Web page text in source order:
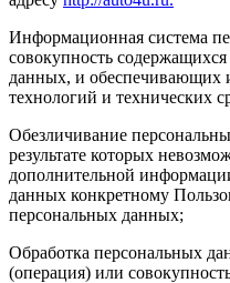
Информационная система
совокупность
данных, и обеспечивающих
технологий и технических
Обезличивание
результате которых
дополнительной
данных конкретному
персональных данных;
Обработка персональных
(операция) или